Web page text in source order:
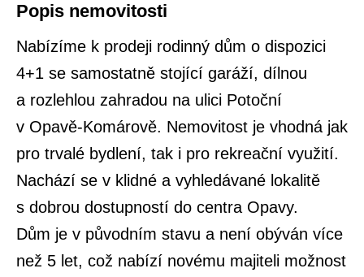
Popis nemovitosti
Nabízíme k prodeji rodinný dům o dispozici
4+1 se samostatně stojící garáží, dílnou
a rozlehlou zahradou na ulici Potoční
v Opavě-Komárově. Nemovitost je vhodná jak
pro trvalé bydlení, tak i pro rekreační využití.
Nachází se v klidné a vyhledávané lokalitě
s dobrou dostupností do centra Opavy.
Dům je v původním stavu a není obýván více
než 5 let, což nabízí novému majiteli možnost